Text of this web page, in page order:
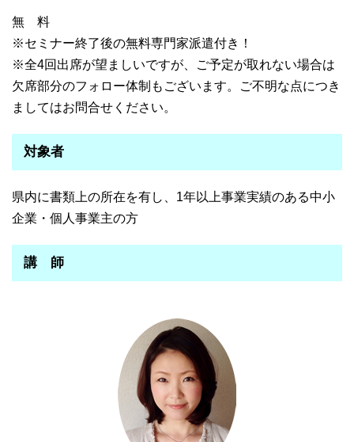
無 料
※セミナー終了後の無料専門家派遣付き！
※全4回出席が望ましいですが、ご予定が取れない場合は
欠席部分のフォロー体制もございます。ご不明な点につき
ましてはお問合せください。
対象者
県内に書類上の所在を有し、1年以上事業実績のある中小
企業・個人事業主の方
講 師